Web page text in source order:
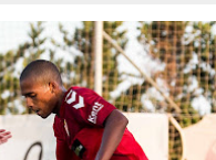
CRÓNICAS +1